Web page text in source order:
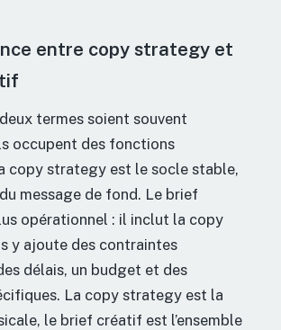
entre copy strategy et
termes soient souvent
occupent des fonctions
copy strategy est le socle stable,
message de fond. Le brief
opérationnel : il inclut la copy
y ajoute des contraintes
délais, un budget et des
La copy strategy est la
le brief créatif est l’ensemble